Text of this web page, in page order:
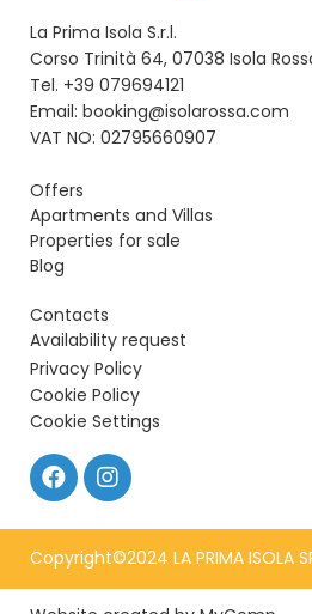
La Prima Isola S.r.l.
Corso Trinità 64, 07038 Isola
Tel. +39 079694121
Email: booking@isolarossa.com
VAT NO: 02795660907
Offers
Apartments and Villas
Properties for sale
Blog
Contacts
Availability request
Privacy Policy
Cookie Policy
Cookie Settings
Copyright©2024 LA PRIMA ISOLA